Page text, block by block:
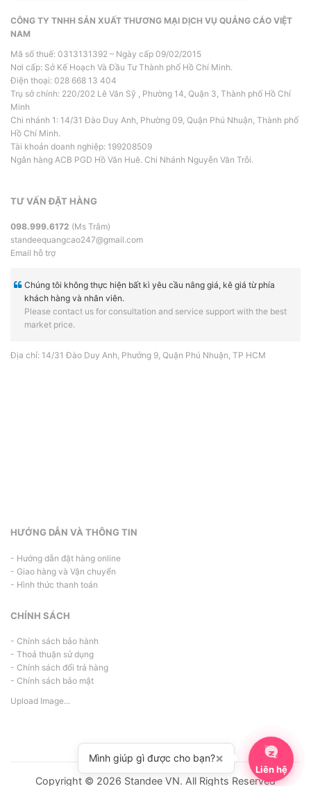
CÔNG TY TNHH SẢN XUẤT THƯƠNG MẠI DỊCH VỤ QUẢNG CÁO VIỆT
NAM
Mã số thuế: 0313131392 – Ngày cấp 09/02/2015
Nơi cấp: Sở Kế Hoạch Và Đầu Tư Thành phố Hồ Chí Minh.
Điện thoại: 028 668 13 404
Trụ sở chính: 220/202 Lê Văn Sỹ , Phường 14, Quận 3, Thành phố Hồ Chí
Minh
Chi nhánh 1: 14/31 Đào Duy Anh, Phường 09, Quận Phú Nhuận, Thành phố
Hồ Chí Minh.
Tài khoản doanh nghiệp: 199208509
Ngân hàng ACB PGD Hồ Văn Huê. Chi Nhánh Nguyễn Văn Trỗi.
TƯ VẤN ĐẶT HÀNG
098.999.6172 (Ms Trâm)
standeequangcao247@gmail.com
Email hỗ trợ
Chúng tôi không thực hiện bất kì yêu cầu nâng giá, kê giá từ phía
khách hàng và nhân viên.
Please contact us for consultation and service support with the best
market price.
Địa chỉ: 14/31 Đào Duy Anh, Phưởng 9, Quận Phú Nhuận, TP HCM
HƯỚNG DẪN VÀ THÔNG TIN
- Hướng dẫn đặt hàng online
- Giao hàng và Vận chuyển
- Hình thức thanh toán
CHÍNH SÁCH
- Chính sách bảo hành
- Thoả thuận sử dụng
- Chính sách đổi trả hàng
- Chính sách bảo mật
Upload Image...
Copyright © 2026 Standee VN. All Rights Reserved
Mình giúp gì được cho bạn?×
Liên hệ